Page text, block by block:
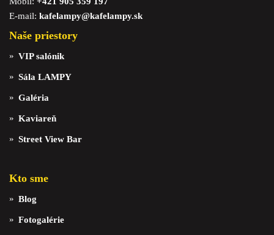
E-mail: kafelampy@kafelampy.sk
Naše priestory
VIP salónik
Sála LAMPY
Galéria
Kaviareň
Street View Bar
Kto sme
Blog
Fotogalérie